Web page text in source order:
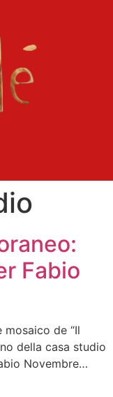
Fabio
de “Il
della casa studio
Novembre…